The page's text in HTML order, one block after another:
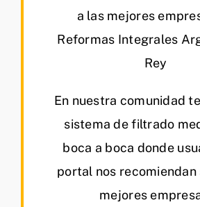
a las mejores
Reformas Integrales
Rey
En nuestra comunidad
sistema de filtrado
boca a boca donde
portal nos recomiendan
mejores